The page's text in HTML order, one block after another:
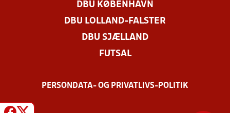
DBU KØBENHAVN
DBU LOLLAND-FALSTER
DBU SJÆLLAND
FUTSAL
PERSONDATA- OG PRIVATLIVS-POLITIK